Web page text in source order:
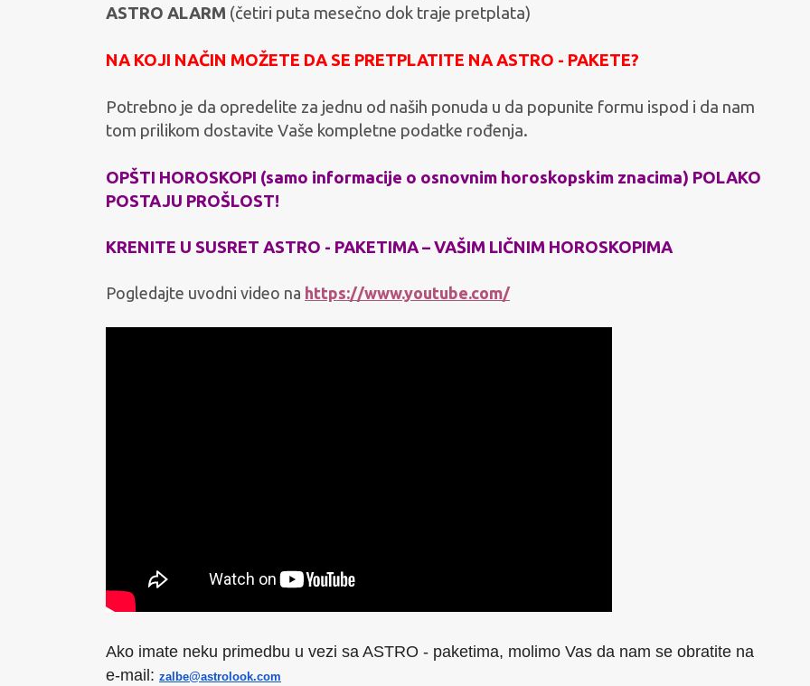
ASTRO ALARM (četiri puta mesečno dok traje pretplata)
NA KOJI NAČIN MOŽETE DA SE PRETPLATITE NA ASTRO - PAKETE?
Potrebno je da opredelite za jednu od naših ponuda u da popunite formu ispod i da nam
tom prilikom dostavite Vaše kompletne podatke rođenja.
OPŠTI HOROSKOPI (samo informacije o osnovnim horoskopskim znacima) POLAKO
POSTAJU PROŠLOST!
KRENITE U SUSRET ASTRO - PAKETIMA – VAŠIM LIČNIM HOROSKOPIMA
Pogledajte uvodni video na https://www.youtube.com/
Ako imate neku primedbu u vezi sa ASTRO - paketima, molimo Vas da nam se obratite na
e-mail: zalbe@astrolook.com